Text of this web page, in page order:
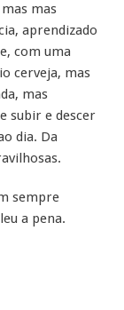
mas
aprendizado
com uma
cerveja, mas
mas
subir e descer
dia. Da
sempre
a pena.